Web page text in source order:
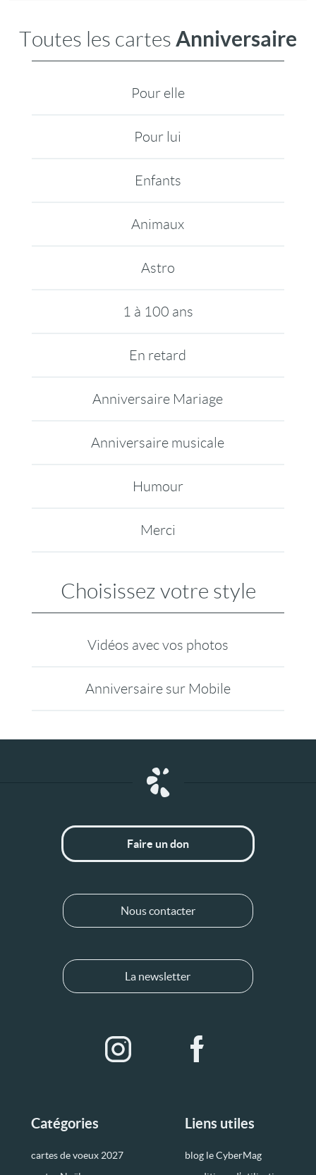
Toutes les cartes Anniversaire
Pour elle
Pour lui
Enfants
Animaux
Astro
1 à 100 ans
En retard
Anniversaire Mariage
Anniversaire musicale
Humour
Merci
Choisissez votre style
Vidéos avec vos photos
Anniversaire sur Mobile
Catégories
cartes de voeux 2027
Liens utiles
blog le CyberMag
Faire un don
Nous contacter
La newsletter